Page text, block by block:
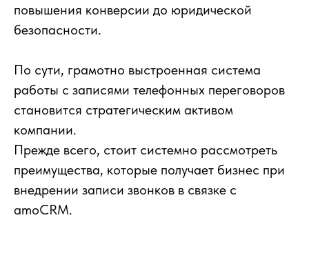
повышения конверсии до юридической
безопасности.
По сути, грамотно выстроенная система
работы с записями телефонных переговоров
становится стратегическим активом
компании.
Прежде всего, стоит системно рассмотреть
преимущества, которые получает бизнес при
внедрении записи звонков в связке с
amoCRM.